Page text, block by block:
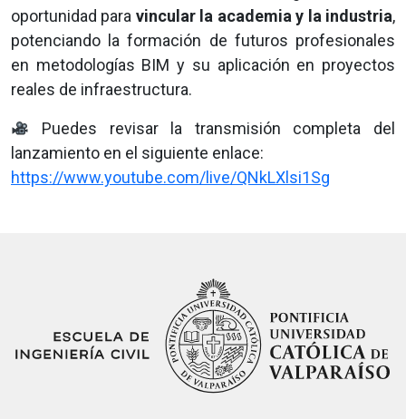
oportunidad para vincular la academia y la industria,
potenciando la formación de futuros profesionales
en metodologías BIM y su aplicación en proyectos
reales de infraestructura.
Puedes revisar la transmisión completa del
lanzamiento en el siguiente enlace:
https://www.youtube.com/live/QNkLXlsi1Sg